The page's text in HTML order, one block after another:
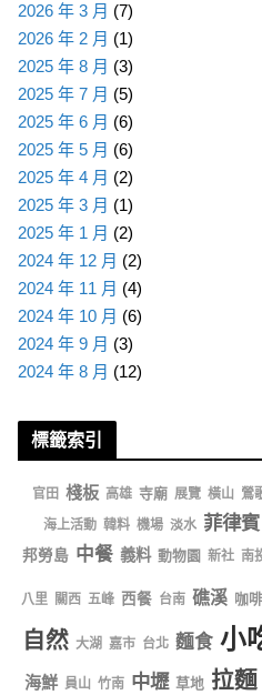
2026 年 3 月 (7)
2026 年 2 月 (1)
2025 年 8 月 (3)
2025 年 7 月 (5)
2025 年 6 月 (6)
2025 年 5 月 (6)
2025 年 4 月 (2)
2025 年 3 月 (1)
2025 年 1 月 (2)
2024 年 12 月 (2)
2024 年 11 月 (4)
2024 年 10 月 (6)
2024 年 9 月 (3)
2024 年 8 月 (12)
標籤索引
官田 棧板 高雄 寺廟 展覽 橫山 鶯
海上活動 韓料 機場 淡水 菲律賓
邦勞島 中餐 義料 動物園 新社 南
八里 關西 五峰 西餐 台南 礁溪 咖啡
自然 大湖 嘉市 台北 麵食 小
海鮮 員山 竹南 中壢 草地 拉麵